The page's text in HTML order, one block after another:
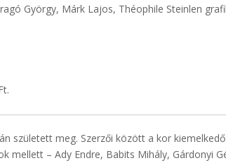
György, Márk Lajos, Théophile Steinlen
született meg. Szerzői között a kor
mellett – Ady Endre, Babits Mihály, Gárdonyi